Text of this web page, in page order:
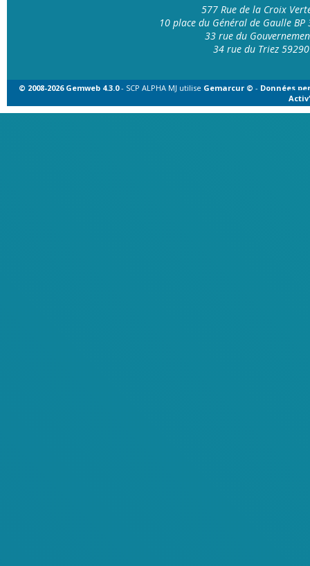
577 Rue de la Croix
10 place du Général de Gaulle BP
33 rue du
34 rue du Triez 59290
© 2008-2026 Gemweb 4.3.0- SCP ALPHA MJ utilise Gemarcur © - Données